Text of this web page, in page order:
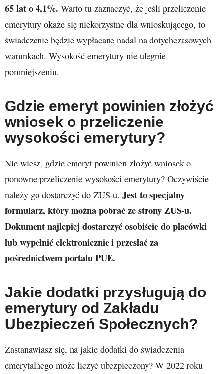
65 lat o 4,1%. Warto tu zaznaczyć, że jeśli przeliczenie
emerytury okaże się niekorzystne dla wnioskującego, to
świadczenie będzie wypłacane nadal na dotychczasowych
warunkach. Wysokość emerytury nie ulegnie
pomniejszeniu.
Gdzie emeryt powinien złożyć
wniosek o przeliczenie
wysokości emerytury?
Nie wiesz, gdzie emeryt powinien złożyć wniosek o
ponowne przeliczenie wysokości emerytury? Oczywiście
należy go dostarczyć do ZUS-u. Jest to specjalny
formularz, który można pobrać ze strony ZUS-u.
Dokument najlepiej dostarczyć osobiście do placówki
lub wypełnić elektronicznie i przesłać za
pośrednictwem portalu PUE.
Jakie dodatki przysługują do
emerytury od Zakładu
Ubezpieczeń Społecznych?
Zastanawiasz się, na jakie dodatki do świadczenia
emerytalnego może liczyć ubezpieczony? W 2022 roku